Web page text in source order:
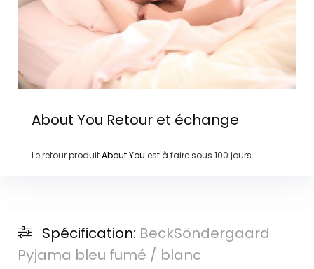
About You Retour et échange
Le retour produitAbout You est à faire sous 100 jours
Spécification: BeckSöndergaard
Pyjama bleu fumé / blanc